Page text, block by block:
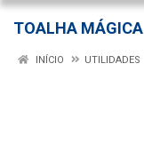
TOALHA MÁGICA
INÍCIO UTILIDADES